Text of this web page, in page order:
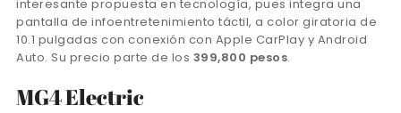
interesante propuesta en tecnología, pues integra una
pantalla de infoentretenimiento táctil, a color giratoria de
10.1 pulgadas con conexión con Apple CarPlay y Android
Auto. Su precio parte de los 399,800 pesos.
MG4 Electric